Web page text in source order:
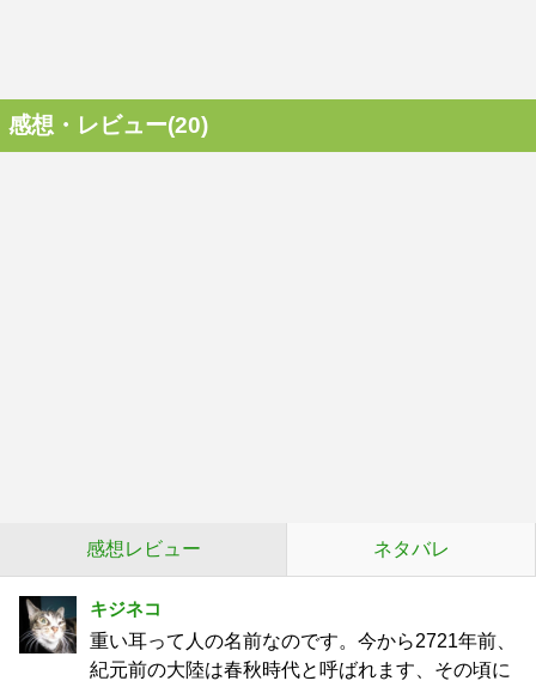
感想・レビュー(20)
感想レビュー ネタバレ
キジネコ
重い耳って人の名前なのです。今から2721年前、
紀元前の大陸は春秋時代と呼ばれます、その頃に